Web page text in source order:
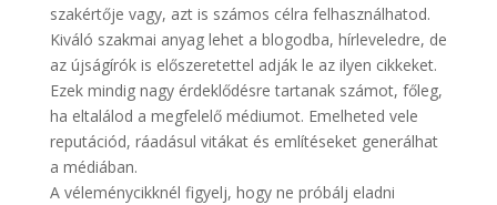
szakértője vagy, azt is számos célra felhasználhatod.
Kiváló szakmai anyag lehet a blogodba, hírleveledre, de
az újságírók is előszeretettel adják le az ilyen cikkeket.
Ezek mindig nagy érdeklődésre tartanak számot, főleg,
ha eltalálod a megfelelő médiumot. Emelheted vele
reputációd, ráadásul vitákat és említéseket generálhat
a médiában.
A véleménycikknél figyelj, hogy ne próbálj eladni